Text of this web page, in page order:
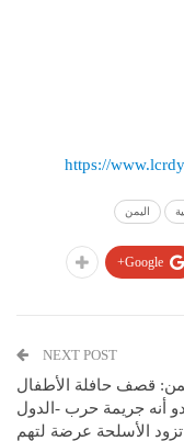
https://
اليمن
Google+
NEXT POST
قصف حافلة الأطفال
أنه جريمة حرب -الدول
تزود الأسلحة عرضة لتهم